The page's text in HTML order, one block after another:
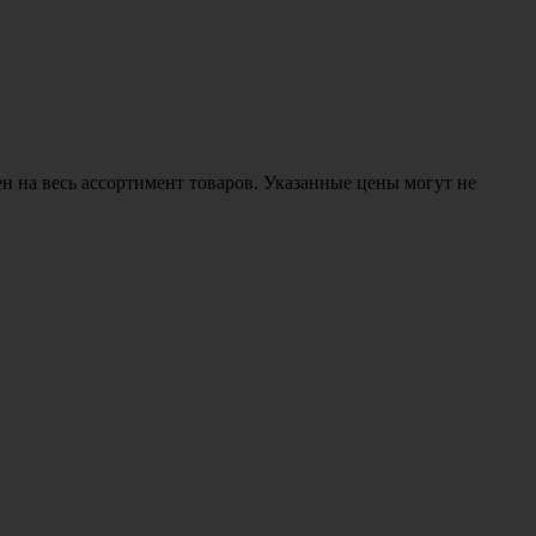
весь ассортимент товаров. Указанные цены могут не